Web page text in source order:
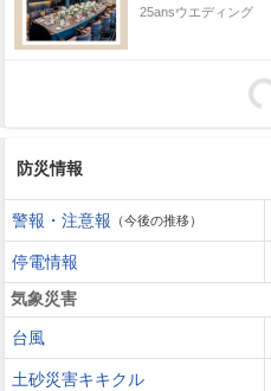
25ansウエディング
防災情報
警報・注意報 （今後の推移）
停電情報
気象災害
台風
土砂災害キキクル